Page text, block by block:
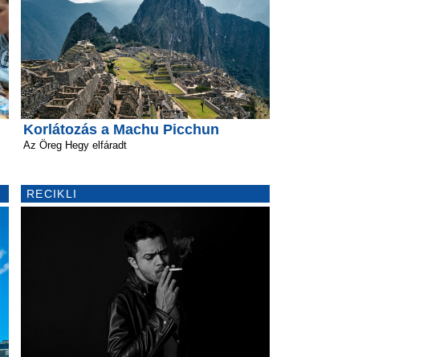
Korlátozás a Machu Picchun
Az Öreg Hegy elfáradt
RECIKLI